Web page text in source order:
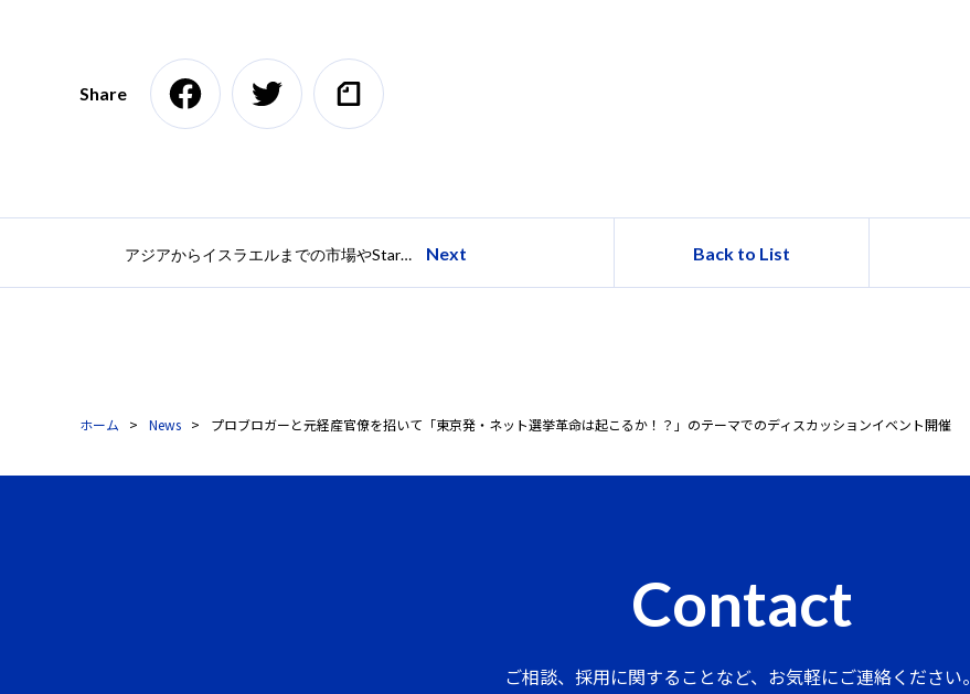
Share
アジアからイスラエルまでの市場やStartupの状況およびビジネス交渉に関してのセミナーを2013年5月18日（土）に開催 Next Back to List
ホーム News プロブロガーと元経産官僚を招いて「東京発・ネット選挙革命は起こるか！？」のテーマでのディスカッションイベント開催
Contact
ご相談、採用に関することなど、 お気軽にご連絡ください。